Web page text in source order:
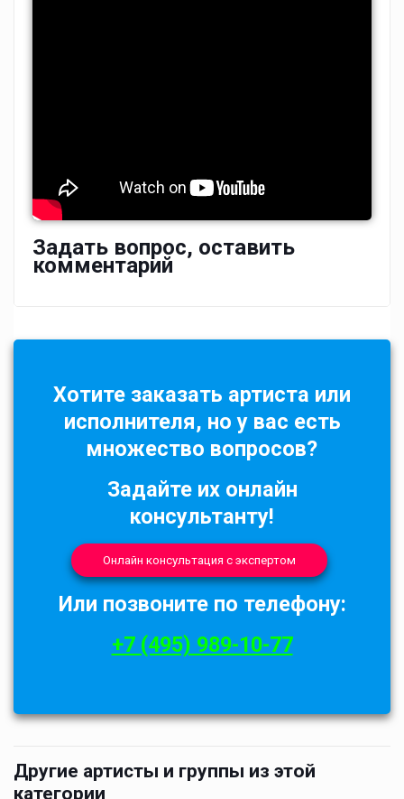
Задать вопрос, оставить
комментарий
Хотите заказать артиста или
исполнителя, но у вас есть
множество вопросов?
Задайте их онлайн
консультанту!
Онлайн консультация с экспертом
Или позвоните по телефону:
+7 (495) 989-10-77
Другие артисты и группы из этой
категории